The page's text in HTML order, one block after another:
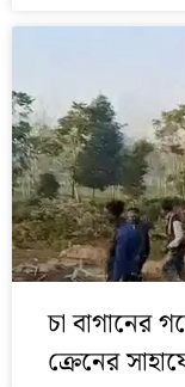
চা বাগানের
ক্রেনের